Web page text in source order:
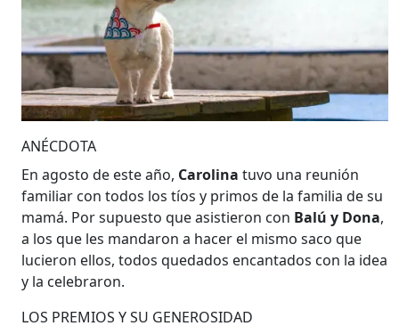
ANÉCDOTA
En agosto de este año, Carolina tuvo una reunión
familiar con todos los tíos y primos de la familia de su
mamá. Por supuesto que asistieron con Balú y Dona,
a los que les mandaron a hacer el mismo saco que
lucieron ellos, todos quedados encantados con la idea
y la celebraron.
LOS PREMIOS Y SU GENEROSIDAD